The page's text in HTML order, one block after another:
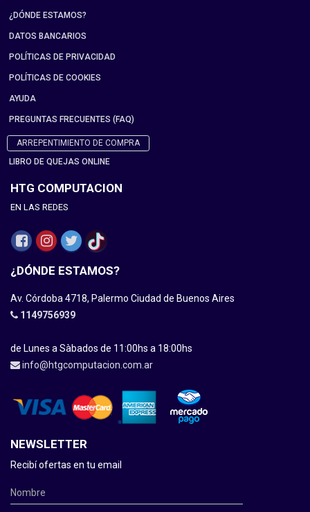
¿DÓNDE ESTAMOS?
DATOS BANCARIOS
POLÍTICAS DE PRIVACIDAD
POLÍTICAS DE COOKIES
AYUDA
PREGUNTAS FRECUENTES (FAQ)
ARREPENTIMIENTO DE COMPRA
LIBRO DE QUEJAS ONLINE
HTG COMPUTACION
EN LAS REDES
¿DÓNDE ESTAMOS?
Av. Córdoba 4718, Palermo Ciudad de Buenos Aires
1149756939
de Lunes a Sàbados de 11:00hs a 18:00hs
info@htgcomputacion.com.ar
NEWSLETTER
Recibí ofertas en tu email